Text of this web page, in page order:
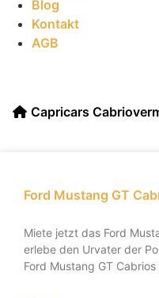
Blog
Kontakt
AGB
Capricars
Ford Mustang GT
Miete jetzt das Ford
erlebe den Urvater der
Ford Mustang GT